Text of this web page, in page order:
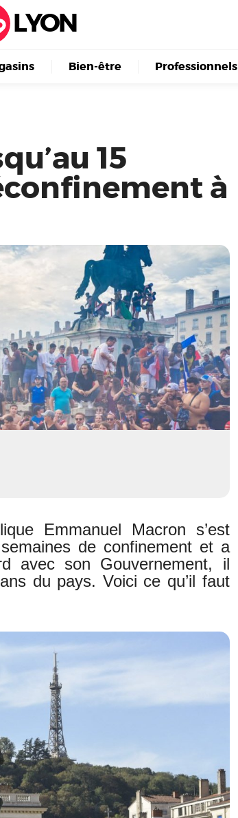
LYON
Bien-être Professionnels
15
à
Emmanuel Macron s’est
de confinement et a
avec son Gouvernement, il
du pays. Voici ce qu’il faut